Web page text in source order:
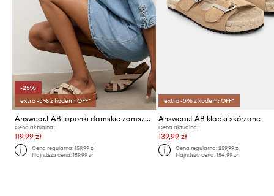
-25%
extra -5% z kodem: OFF*
Answear.LAB japonki damskie zamszowe
Cena aktualna:
119,99 zł
Cena regularna:159,99 zł
Najniższa cena:159,99 zł
extra -5% z kodem: OFF*
Answear.LAB klapki skórzane
Cena aktualna:
139,99 zł
Cena regularna: 259,99 zł
Najniższa cena: 154,99 zł